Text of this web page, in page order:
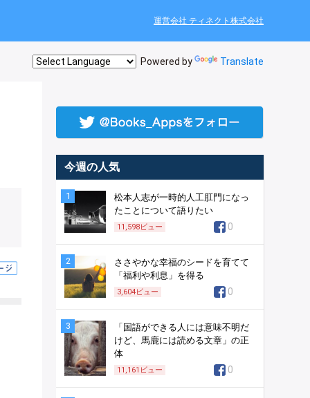
運営会社 ティネクト株式会社
Powered by Translate
今週の人気
1
松本人志が一時的人工肛門になっ
たことについて語りたい
11,598ビュー 0
2
ささやかな幸福のシードを育てて
「福利や利息」を得る
3,604ビュー 0
3
「国語ができる人には意味不明だ
けど、馬鹿には読める文章」の正
体
11,161 ビュー 0